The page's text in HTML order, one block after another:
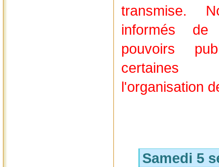
transmise.
informés
pouvoirs
certaines
l'organisation
Samedi 5